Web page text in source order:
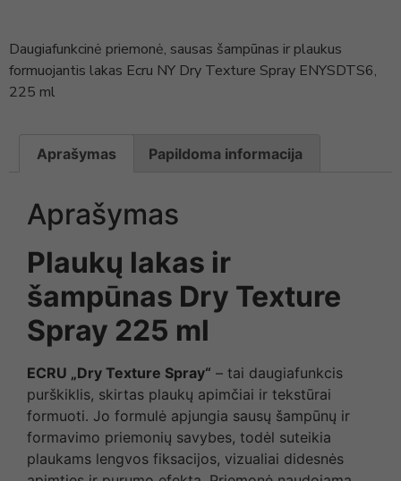
Daugiafunkcinė priemonė, sausas šampūnas ir plaukus
formuojantis lakas Ecru NY Dry Texture Spray ENYSDTS6,
225 ml
Aprašymas Papildoma informacija
Aprašymas
Plaukų lakas ir
šampūnas Dry Texture
Spray 225 ml
ECRU „Dry Texture Spray“ – tai daugiafunkcis
purškiklis, skirtas plaukų apimčiai ir tekstūrai
formuoti. Jo formulė apjungia sausų šampūnų ir
formavimo priemonių savybes, todėl suteikia
plaukams lengvos fiksacijos, vizualiai didesnės